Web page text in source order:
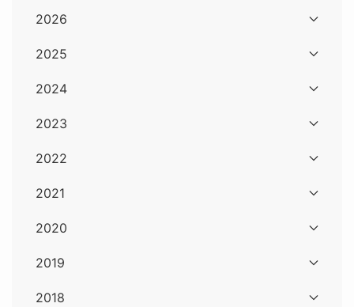
2026
2025
2024
2023
2022
2021
2020
2019
2018